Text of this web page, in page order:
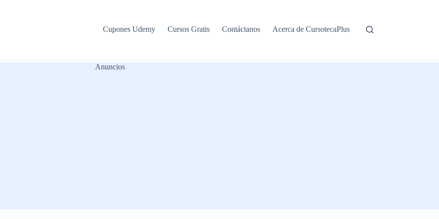
Cupones Udemy Cursos Gratis Contáctanos Acerca de CursotecaPlus
Anuncios